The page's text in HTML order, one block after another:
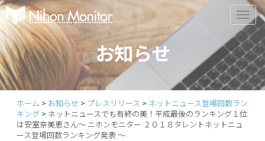
Primary
Menu
S
i
p
t
o
c
お知らせ
ホーム > お知らせ > プレスリリース > ネットニュース登場回数ラン
キング > ネットニュースでも有終の美！平成最後のランキング１位
は安室奈美恵さん～ ニホンモニター ２０１８タレントネットニュ
ース登場回数ランキング発表 ～